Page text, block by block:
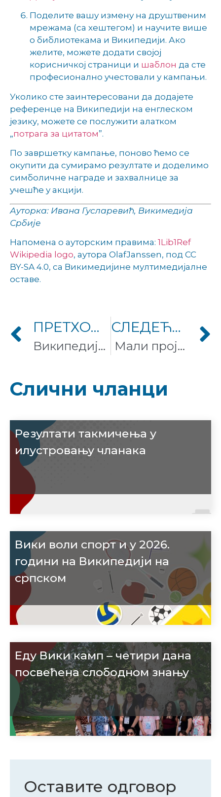
Поделите вашу измену на друштвеним
мрежама (са хештегом) и научите више
о библиотекама и Википедији. Ако
желите, можете додати својој
корисничкој страници и шаблон да сте
професионално учестовали у кампањи.
Уколико сте заинтересовани да додајете
референце на Википедији на енглеском
језику, можете се послужити алатком
„потрага за цитатом”.
По завршетку кампање, поново ћемо се
окупити да сумирамо резултате и доделимо
симболичне награде и захвалнице за
учешће у акцији.
Ауторка: Ивана Гусларевић, Викимедија
Србије
Напомена о ауторским правима: 1Lib1Ref
Wikipedia logo, аутора OlafJanssen, под CC
BY-SA 4.0, са Викимедијине мултимедијалне
оставе.
ПРЕТХОДНИ ЧЛАНАК
Википедија обележава 17. рођендан
СЛЕДЕЋИ ЧЛАНАК
Мали пројекти, велики резултати
Слични чланци
Резултати такмичења у
илустровању чланака
Вики воли спорт и у 2026.
години на Википедији на
српском
Еду Вики камп – четири дана
посвећена слободном знању
Оставите одговор